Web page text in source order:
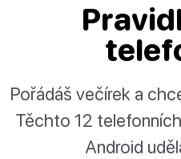
Pořádáš večírek a
Těchto 12
Android